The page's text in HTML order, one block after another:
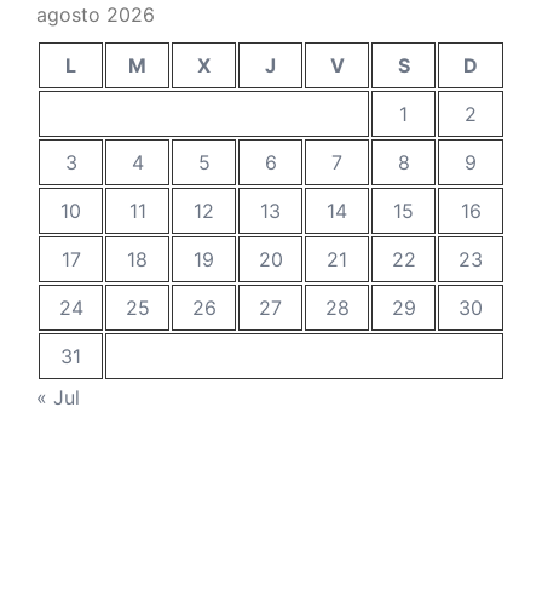
agosto 2026
L M X J V S
D
1
2
3
4 5 6 7 8
9
10
11 12 13 14 15
16
17
18 19 20 21 22
23
24
25 26 27 28 29
30
31
« Jul